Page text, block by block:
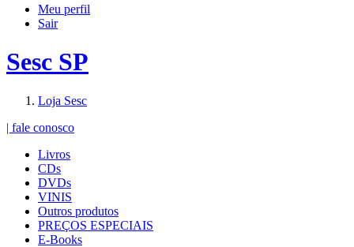
Meu perfil
Sair
Sesc SP
Loja Sesc
| fale conosco
Livros
CDs
DVDs
VINIS
Outros produtos
PREÇOS ESPECIAIS
E-Books